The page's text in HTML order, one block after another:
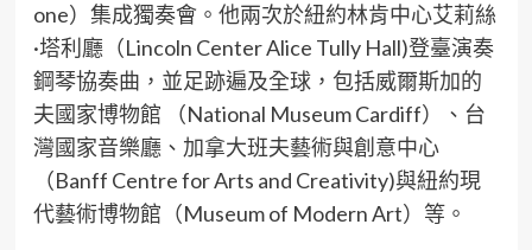
one）集成獨奏會。他兩次於紐約林肯中心艾莉絲
·塔利廳（Lincoln Center Alice Tully Hall)登臺演奏
鋼琴協奏曲，並足跡遍及全球，包括威爾斯加的
夫國家博物館 （National Museum Cardiff）、台
灣國家音樂廳、加拿大班夫藝術與創意中心
（Banff Centre for Arts and Creativity)與紐約現
代藝術博物館（Museum of Modern Art）等。